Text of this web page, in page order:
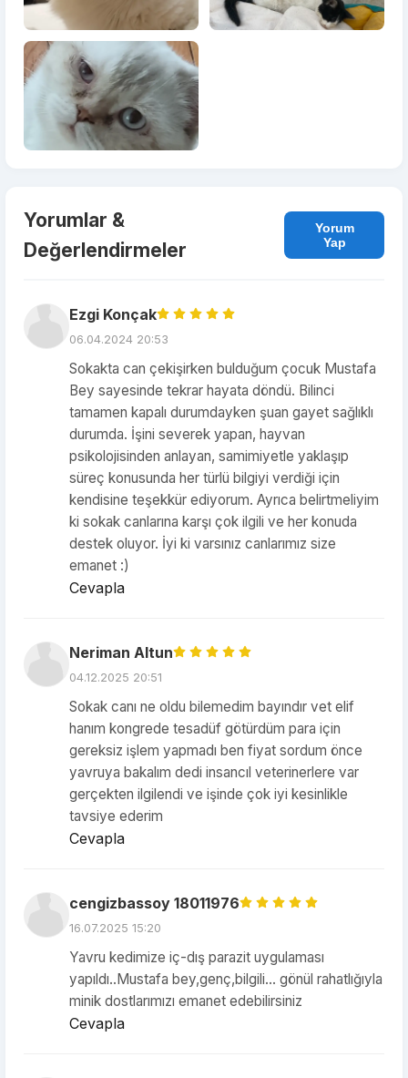
Yorumlar &
Değerlendirmeler
Yorum
Yap
Ezgi Konçak
06.04.2024 20:53
Sokakta can çekişirken bulduğum çocuk Mustafa
Bey sayesinde tekrar hayata döndü. Bilinci
tamamen kapalı durumdayken şuan gayet sağlıklı
durumda. İşini severek yapan, hayvan
psikolojisinden anlayan, samimiyetle yaklaşıp
süreç konusunda her türlü bilgiyi verdiği için
kendisine teşekkür ediyorum. Ayrıca belirtmeliyim
ki sokak canlarına karşı çok ilgili ve her konuda
destek oluyor. İyi ki varsınız canlarımız size
emanet :)
Cevapla
Neriman Altun
04.12.2025 20:51
Sokak canı ne oldu bilemedim bayındır vet elif
hanım kongrede tesadüf götürdüm para için
gereksiz işlem yapmadı ben fiyat sordum önce
yavruya bakalım dedi insancıl veterinerlere var
gerçekten ilgilendi ve işinde çok iyi kesinlikle
tavsiye ederim
Cevapla
cengizbassoy 18011976
16.07.2025 15:20
Yavru kedimize iç-dış parazit uygulaması
yapıldı..Mustafa bey,genç,bilgili... gönül rahatlığıyla
minik dostlarımızı emanet edebilirsiniz
Cevapla